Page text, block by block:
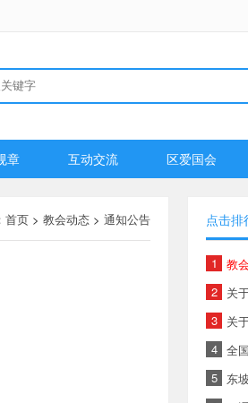
章 互动交流 区爱国会
首页 > 教会动态 > 通知公告 点击排
1
教
2
关
3
关
4 全
5
东